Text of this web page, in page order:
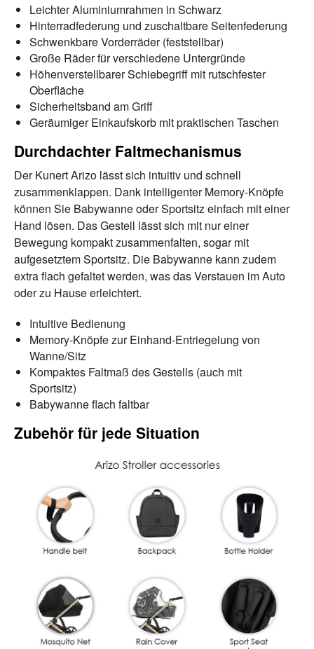
Leichter Aluminiumrahmen in Schwarz
Hinterradfederung und zuschaltbare Seitenfederung
Schwenkbare Vorderräder (feststellbar)
Große Räder für verschiedene Untergründe
Höhenverstellbarer Schiebegriff mit rutschfester
Oberfläche
Sicherheitsband am Griff
Geräumiger Einkaufskorb mit praktischen Taschen
Durchdachter Faltmechanismus
Der Kunert Arizo lässt sich intuitiv und schnell
zusammenklappen. Dank intelligenter Memory-Knöpfe
können Sie Babywanne oder Sportsitz einfach mit einer
Hand lösen. Das Gestell lässt sich mit nur einer
Bewegung kompakt zusammenfalten, sogar mit
aufgesetztem Sportsitz. Die Babywanne kann zudem
extra flach gefaltet werden, was das Verstauen im Auto
oder zu Hause erleichtert.
Intuitive Bedienung
Memory-Knöpfe zur Einhand-Entriegelung von
Wanne/Sitz
Kompaktes Faltmaß des Gestells (auch mit
Sportsitz)
Babywanne flach faltbar
Zubehör für jede Situation